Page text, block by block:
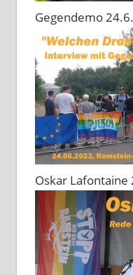
Gegendemo
Oskar